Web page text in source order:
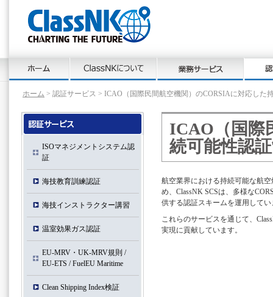
ホーム > 認証サービス > ICAO（国際⺠間航空機関）のCORSIAに対応した
ICAO（国際
続可能性認
航空業界における持続可能な航
め、ClassNK SCSは、多様な
供する認証スキームを運用してい
これらのサービスを通じて、
実現に貢献しています。
ISOマネジメントシステム認
証
海技教育訓練認証
海技インストラクター講習
温室効果ガス認証
EU-MRV・UK-MRV規則 /
EU-ETS / FuelEU Maritime
Clean Shipping Index検証